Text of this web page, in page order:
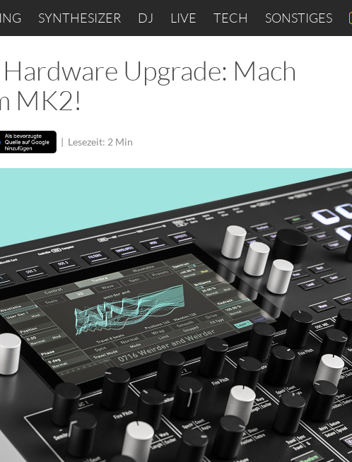
SYNTHESIZER DJ LIVE TECH SONSTIGES
Upgrade: Mach
MK2!
| Lesezeit: 2 Min